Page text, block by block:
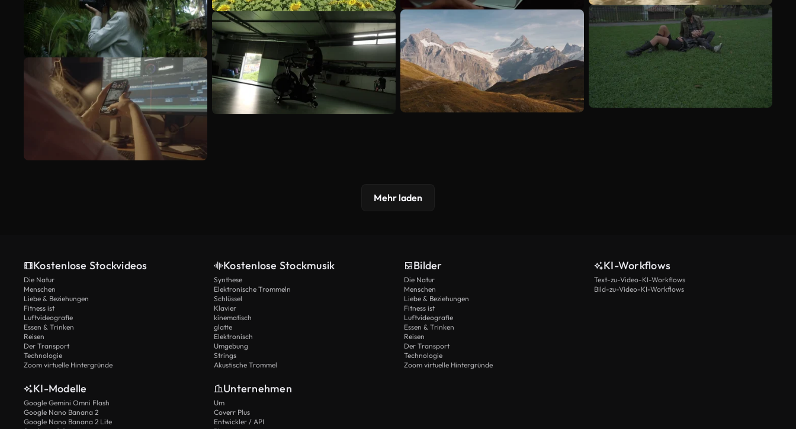
Mehr laden
Kostenlose Stockvideos
Die Natur
Menschen
Liebe & Beziehungen
Fitness ist
Luftvideografie
Essen & Trinken
Reisen
Der Transport
Technologie
Zoom virtuelle Hintergründe
Kostenlose Stockmusik
Synthese
Elektronische Trommeln
Schlüssel
Klavier
kinematisch
glatte
Elektronisch
Umgebung
Strings
Akustische Trommel
Bilder
Die Natur
Menschen
Liebe & Beziehungen
Fitness ist
Luftvideografie
Essen & Trinken
Reisen
Der Transport
Technologie
Zoom virtuelle Hintergründe
KI-Workflows
Text-zu-Video-KI-Workflows
Bild-zu-Video-KI-Workflows
KI-Modelle
Google Gemini Omni Flash
Google Nano Banana 2
Google Nano Banana 2 Lite
Unternehmen
Um
Coverr Plus
Entwickler / API